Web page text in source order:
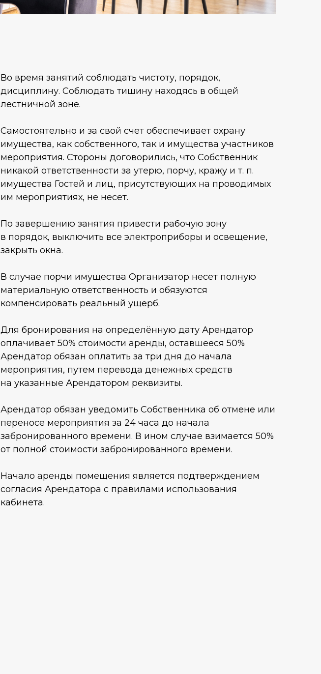
Во время занятий соблюдать чистоту, порядок,
дисциплину. Соблюдать тишину находясь в общей
лестничной зоне.
Самостоятельно и за свой счет обеспечивает охрану
имущества, как собственного, так и имущества участников
мероприятия. Стороны договорились, что Собственник
никакой ответственности за утерю, порчу, кражу и т. п.
имущества Гостей и лиц, присутствующих на проводимых
им мероприятиях, не несет.
По завершению занятия привести рабочую зону
в порядок, выключить все электроприборы и освещение,
закрыть окна.
В случае порчи имущества Организатор несет полную
материальную ответственность и обязуются
компенсировать реальный ущерб.
Для бронирования на определённую дату Арендатор
оплачивает 50% стоимости аренды, оставшееся 50%
Арендатор обязан оплатить за три дня до начала
мероприятия, путем перевода денежных средств
на указанные Арендатором реквизиты.
Арендатор обязан уведомить Собственника об отмене или
переносе мероприятия за 24 часа до начала
забронированного времени. В ином случае взимается 50%
от полной стоимости забронированного времени.
Начало аренды помещения является подтверждением
согласия Арендатора с правилами использования
кабинета.